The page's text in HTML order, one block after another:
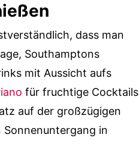
dass man
Southamptons
mit Aussicht aufs
für fruchtige Cocktails
auf der großzügigen
Sonnenuntergang in